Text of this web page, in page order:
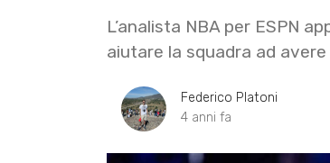
L’analista NBA per ESPN
aiutare la squadra ad
Federico Platoni
4 anni fa